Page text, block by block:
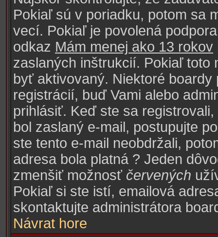
Pokiaľ sú v poriadku, potom sa
vecí. Pokiaľ je povolená
odkaz Mám menej ako 13 rokov
zaslaných inštrukcií. Pokiaľ toto
byť aktivovaný. Niektoré
registrácií, buď Vami alebo
prihlásiť. Keď ste sa
bol zaslaný e-mail, postupujte
ste tento e-mail neobdržali,
adresa bola platná ? Jeden
zmenšiť možnosť červených
Pokiaľ si ste istí, emailová
skontaktujte administrátora
Návrat hore